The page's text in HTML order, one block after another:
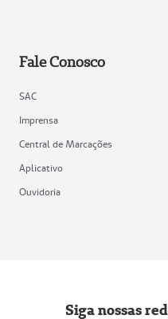
Fale Conosco
SAC
Imprensa
Central de Marcações
Aplicativo
Ouvidoria
Siga nossas